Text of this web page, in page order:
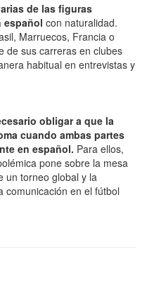
de las figuras
español con naturalidad.
Marruecos, Francia o
de sus carreras en clubes
habitual en entrevistas y
obligar a que la
cuando ambas partes
en español. Para ellos,
pone sobre la mesa
un torneo global y la
comunicación en el fútbol